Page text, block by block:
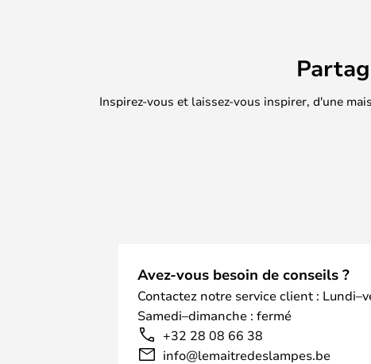
Inspirez-vous et laissez-vous inspirer, d'une
Avez-vous besoin de conseils ?
Contactez notre service client :
Samedi–dimanche : fermé
+32 28 08 66 38
info@lemaitredeslampes.be